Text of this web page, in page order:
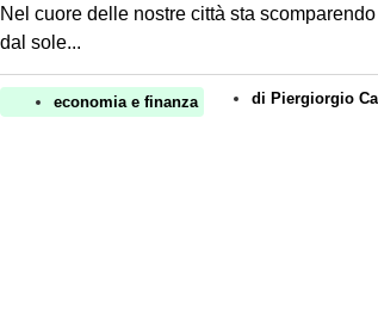
Nel cuore delle nostre città sta
dal sole...
economia e finanza di Piergiorgio